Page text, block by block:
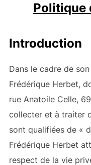
Politique
Introduction
Dans le cadre de
Frédérique Herbet,
rue Anatoile Celle,
collecter et à traiter
sont qualifiées de «
Frédérique Herbet
respect de la vie